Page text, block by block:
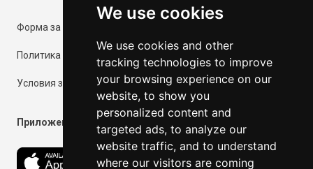
We use cookies
We use cookies and other
tracking technologies to improve
your browsing experience on our
website, to show you
personalized content and
targeted ads, to analyze our
website traffic, and to understand
where our visitors are coming
Форма за контакт
Политика за поверителност
Условия за ползване
Приложения